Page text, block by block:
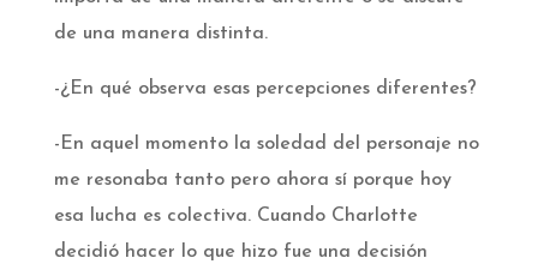
de una manera distinta.­
-¿En qué observa esas percepciones diferentes?­
-En aquel momento la soledad del personaje no
me resonaba tanto pero ahora sí porque hoy
esa lucha es colectiva. Cuando Charlotte
decidió hacer lo que hizo fue una decisión